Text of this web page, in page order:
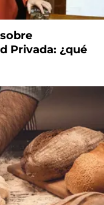
Privada: ¿qué